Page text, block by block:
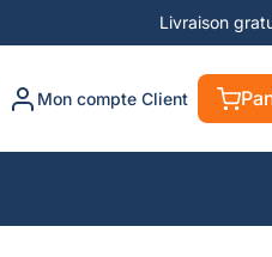
Livraison
Mon compte Client